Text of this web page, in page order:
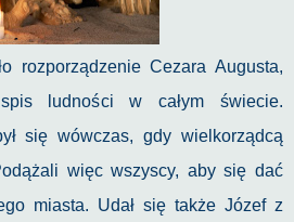
rozporządzenie Cezara Augusta,
ludności w całym świecie.
się wówczas, gdy wielkorządcą
więc wszyscy, aby się dać
miasta. Udał się także Józef z